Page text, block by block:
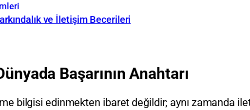
ve İletişim Becerileri
Başarının Anahtarı
bilgisi edinmekten ibaret değildir; aynı zamanda